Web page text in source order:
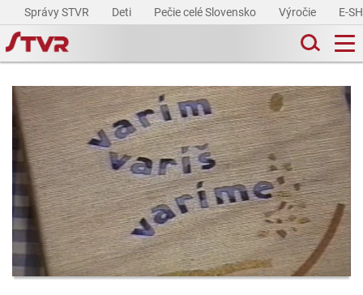
Správy STVR Deti Pečie celé Slovensko Výročie E-